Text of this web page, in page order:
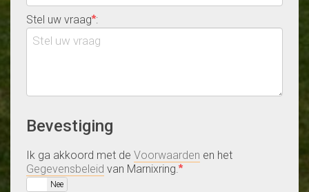
Stel uw vraag*:
Bevestiging
Ik ga akkoord met de Voorwaarden en het
Gegevensbeleid van Marnixring.*
Nee